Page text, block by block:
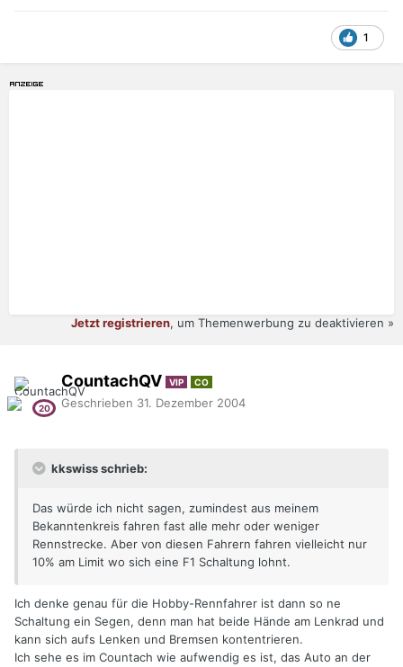
1
Jetzt registrieren, um Themenwerbung zu deaktivieren »
CountachQV VIP CO
Geschrieben 31. Dezember 2004
kkswiss schrieb:
Das würde ich nicht sagen, zumindest aus meinem
Bekanntenkreis fahren fast alle mehr oder weniger
Rennstrecke. Aber von diesen Fahrern fahren vielleicht nur
10% am Limit wo sich eine F1 Schaltung lohnt.
Ich denke genau für die Hobby-Rennfahrer ist dann so ne
Schaltung ein Segen, denn man hat beide Hände am Lenkrad und
kann sich aufs Lenken und Bremsen kontentrieren.
Ich sehe es im Countach wie aufwendig es ist, das Auto an der